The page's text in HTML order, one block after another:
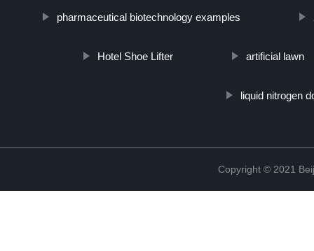
pharmaceutical biotechnology examples
Hotel Shoe Lifter artificial lawn
liquid nitrogen
Copyright © 2021